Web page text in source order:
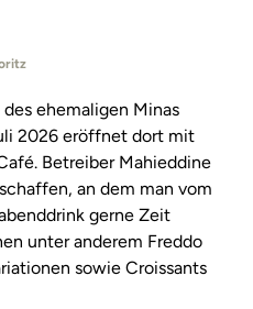
ehemaligen Minas
2026 eröffnet dort mit
Betreiber Mahieddine
an dem man vom
gerne Zeit
unter anderem Freddo
sowie Croissants